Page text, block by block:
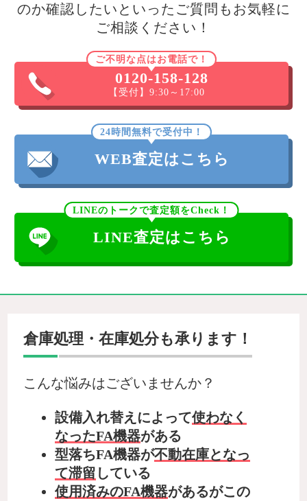
のか確認したいといったご質問もお気軽に
ご相談ください！
ご不明な点はお電話で！
0120-158-128
【受付】9:30～17:00
24時間無料で受付中！
WEB査定はこちら
LINEのトークで査定額をCheck！
LINE査定はこちら
倉庫処理・在庫処分も承ります！
こんな悩みはございませんか？
設備入れ替えによって使わなく
なったFA機器がある
型落ちFA機器が不動在庫となっ
て滞留 している
使用済みのFA機器があるがこの